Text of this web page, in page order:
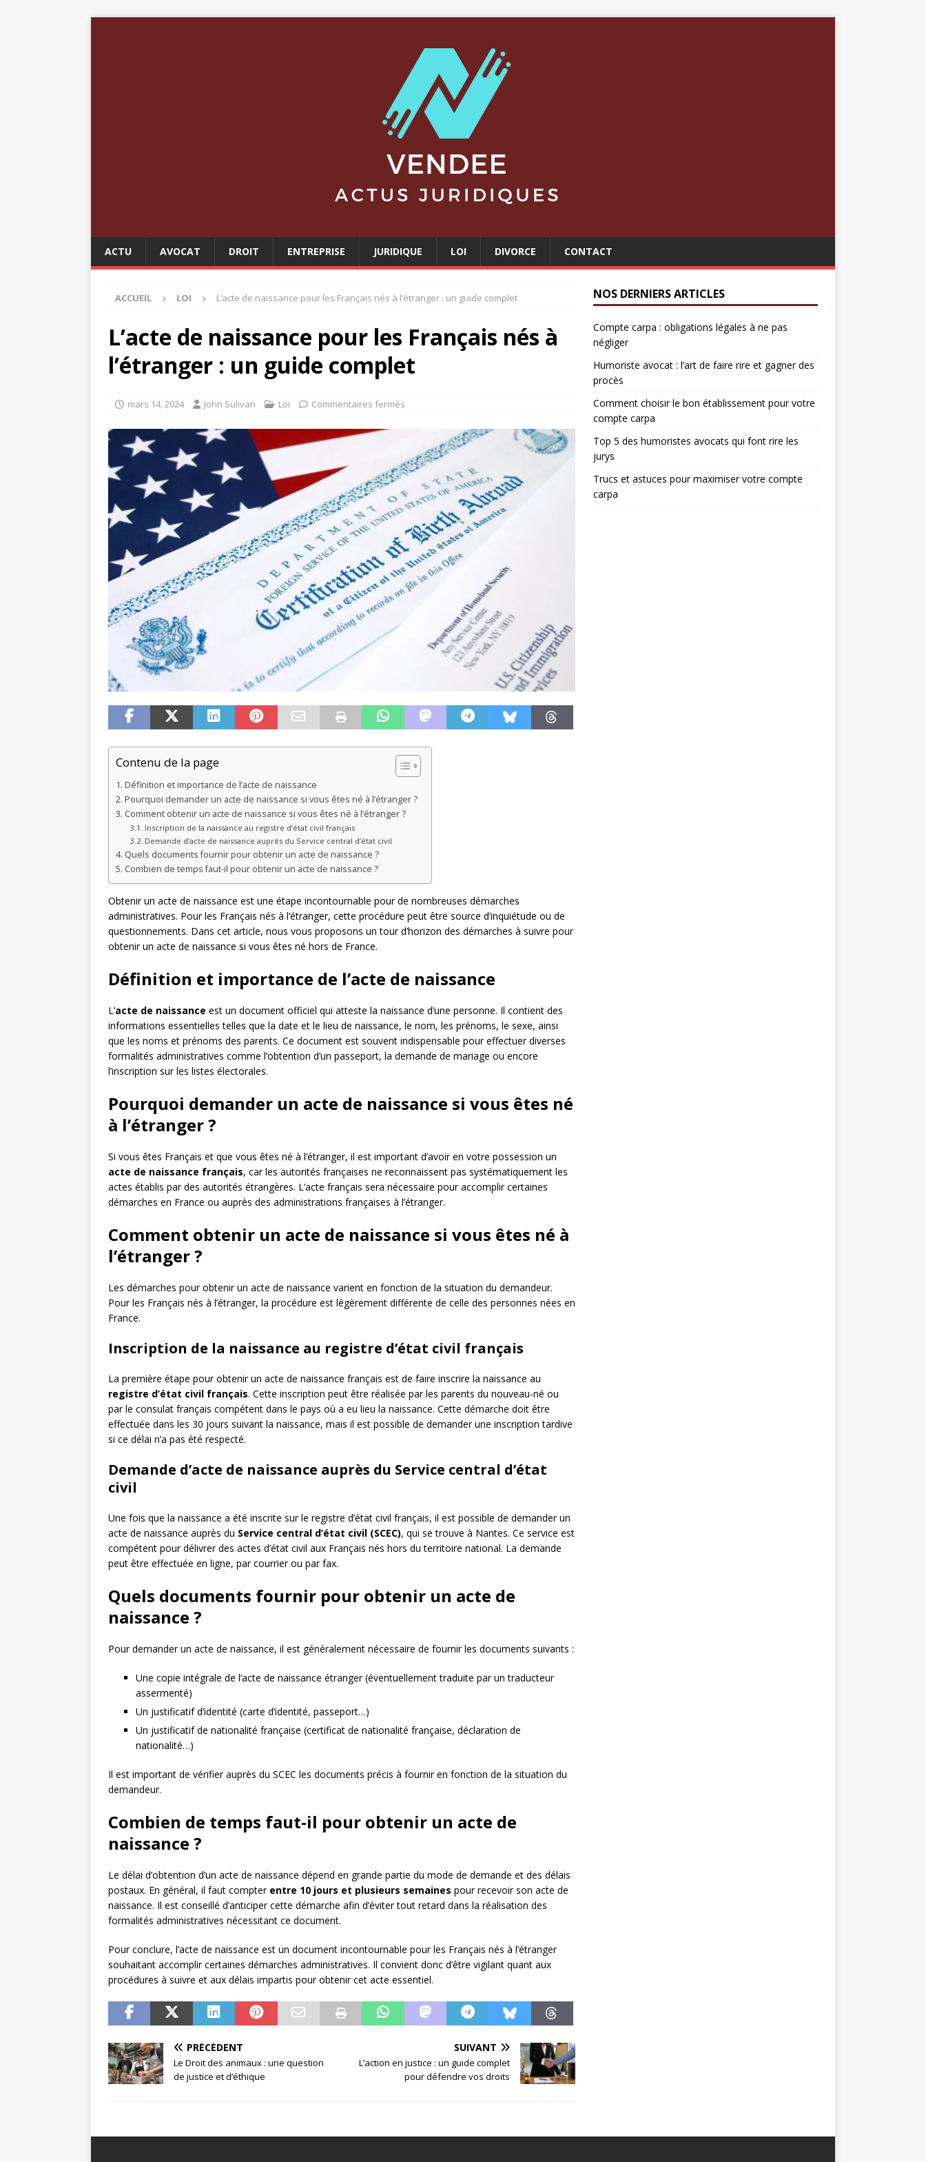
ACTU AVOCAT DROIT ENTREPRISE JURIDIQUE LOI DIVORCE CONTACT
ACCUEIL LOI L’acte de naissance pour les Français nés à l’étranger : un guide complet
L’acte de naissance pour les Français nés à
l’étranger : un guide complet
mars 14, 2024 John Sulivan Loi Commentaires fermés
Contenu de la page
Définition et importance de l’acte de naissance
Pourquoi demander un acte de naissance si vous êtes né à l’étranger ?
Comment obtenir un acte de naissance si vous êtes né à l’étranger ?
Inscription de la naissance au registre d’état civil français
Demande d’acte de naissance auprès du Service central d’état civil
Quels documents fournir pour obtenir un acte de naissance ?
Combien de temps faut-il pour obtenir un acte de naissance ?
Obtenir un acte de naissance est une étape incontournable pour de nombreuses démarches
administratives. Pour les Français nés à l’étranger, cette procédure peut être source d’inquiétude ou de
questionnements. Dans cet article, nous vous proposons un tour d’horizon des démarches à suivre pour
obtenir un acte de naissance si vous êtes né hors de France.
Définition et importance de l’acte de naissance
L’acte de naissance est un document officiel qui atteste la naissance d’une personne. Il contient des
informations essentielles telles que la date et le lieu de naissance, le nom, les prénoms, le sexe, ainsi
que les noms et prénoms des parents. Ce document est souvent indispensable pour effectuer diverses
formalités administratives comme l’obtention d’un passeport, la demande de mariage ou encore
l’inscription sur les listes électorales.
Pourquoi demander un acte de naissance si vous êtes né
à l’étranger ?
Si vous êtes Français et que vous êtes né à l’étranger, il est important d’avoir en votre possession un
acte de naissance français, car les autorités françaises ne reconnaissent pas systématiquement les
actes établis par des autorités étrangères. L’acte français sera nécessaire pour accomplir certaines
démarches en France ou auprès des administrations françaises à l’étranger.
Comment obtenir un acte de naissance si vous êtes né à
l’étranger ?
Les démarches pour obtenir un acte de naissance varient en fonction de la situation du demandeur.
Pour les Français nés à l’étranger, la procédure est légèrement différente de celle des personnes nées en
France.
Inscription de la naissance au registre d’état civil français
La première étape pour obtenir un acte de naissance français est de faire inscrire la naissance au
registre d’état civil français. Cette inscription peut être réalisée par les parents du nouveau-né ou
par le consulat français compétent dans le pays où a eu lieu la naissance. Cette démarche doit être
effectuée dans les 30 jours suivant la naissance, mais il est possible de demander une inscription tardive
si ce délai n’a pas été respecté.
Demande d’acte de naissance auprès du Service central d’état
civil
Une fois que la naissance a été inscrite sur le registre d’état civil français, il est possible de demander un
acte de naissance auprès du Service central d’état civil (SCEC), qui se trouve à Nantes. Ce service est
compétent pour délivrer des actes d’état civil aux Français nés hors du territoire national. La demande
peut être effectuée en ligne, par courrier ou par fax.
Quels documents fournir pour obtenir un acte de
naissance ?
Pour demander un acte de naissance, il est généralement nécessaire de fournir les documents suivants :
Une copie intégrale de l’acte de naissance étranger (éventuellement traduite par un traducteur
assermenté)
Un justificatif d’identité (carte d’identité, passeport…)
Un justificatif de nationalité française (certificat de nationalité française, déclaration de
nationalité…)
Il est important de vérifier auprès du SCEC les documents précis à fournir en fonction de la situation du
demandeur.
Combien de temps faut-il pour obtenir un acte de
naissance ?
Le délai d’obtention d’un acte de naissance dépend en grande partie du mode de demande et des délais
postaux. En général, il faut compter entre 10 jours et plusieurs semaines pour recevoir son acte de
naissance. Il est conseillé d’anticiper cette démarche afin d’éviter tout retard dans la réalisation des
formalités administratives nécessitant ce document.
Pour conclure, l’acte de naissance est un document incontournable pour les Français nés à l’étranger
souhaitant accomplir certaines démarches administratives. Il convient donc d’être vigilant quant aux
procédures à suivre et aux délais impartis pour obtenir cet acte essentiel.
PRÉCÉDENT
Le Droit des animaux : une question
de justice et d’éthique
SUIVANT
L’action en justice : un guide complet
pour défendre vos droits
NOS DERNIERS ARTICLES
Compte carpa : obligations légales à ne pas
négliger
Humoriste avocat : l’art de faire rire et gagner des
procès
Comment choisir le bon établissement pour votre
compte carpa
Top 5 des humoristes avocats qui font rire les
jurys
Trucs et astuces pour maximiser votre compte
carpa